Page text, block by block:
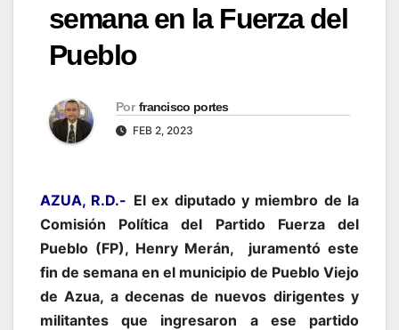
semana en la Fuerza del
Pueblo
Por francisco portes
FEB 2, 2023
AZUA, R.D.- El ex diputado y miembro de la
Comisión Política del Partido Fuerza del
Pueblo (FP), Henry Merán, juramentó este
fin de semana en el municipio de Pueblo Viejo
de Azua, a decenas de nuevos dirigentes y
militantes que ingresaron a ese partido